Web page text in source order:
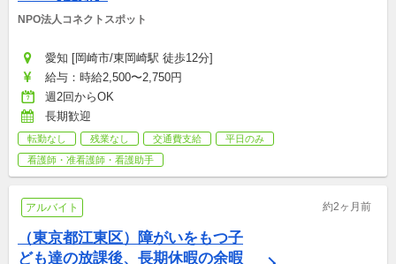
NPO法人コネクトスポット
愛知 [岡崎市/東岡崎駅 徒歩12分]
給与：時給2,500〜2,750円
週2回からOK
長期歓迎
転勤なし 残業なし 交通費支給
平日のみ
看護師・准看護師・看護助手
アルバイト 約2ヶ月前
（東京都江東区）障がいをもつ子
ども達の放課後、長期休暇の余暇